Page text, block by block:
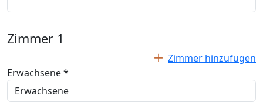
Zimmer 1
Zimmer hinzufügen
Erwachsene *